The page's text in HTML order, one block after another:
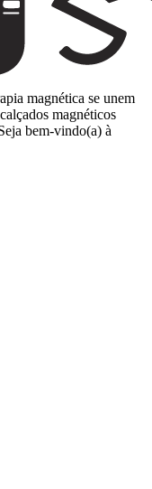
magnética se unem
magnéticos
bem-vindo(a) à